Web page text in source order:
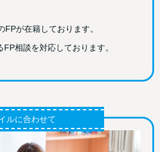
が在籍しております。
相談を対応しております。
ルに合わせて